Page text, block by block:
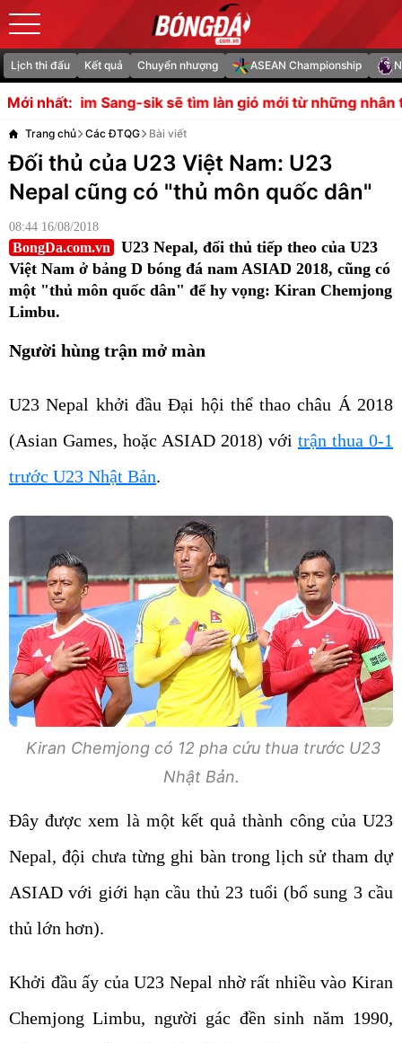
Lịch thi đấu Kết quả Chuyển nhượng ASEAN Championship
Mới nhất:
sik sẽ tìm làn gió mới từ những nhân tố lạ Soi trận
Trang chủ Các ĐTQG Bài viết
Đối thủ của U23 Việt Nam: U23
Nepal cũng có "thủ môn quốc dân"
08:44 16/08/2018
BongDa.com.vn
U23 Nepal, đối thủ tiếp theo của U23
Việt Nam ở bảng D bóng đá nam ASIAD 2018, cũng có
một "thủ môn quốc dân" để hy vọng: Kiran Chemjong
Limbu.
Người hùng trận mở màn
U23 Nepal khởi đầu Đại hội thể thao châu Á 2018
(Asian Games, hoặc ASIAD 2018) với trận thua 0-1
trước U23 Nhật Bản.
Kiran Chemjong có 12 pha cứu thua trước U23
Nhật Bản.
Đây được xem là một kết quả thành công của U23
Nepal, đội chưa từng ghi bàn trong lịch sử tham dự
ASIAD với giới hạn cầu thủ 23 tuổi (bổ sung 3 cầu
thủ lớn hơn).
Khởi đầu ấy của U23 Nepal nhờ rất nhiều vào Kiran
Chemjong Limbu, người gác đền sinh năm 1990,